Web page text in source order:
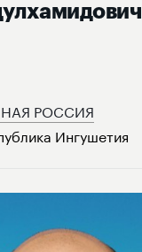
РОССИЯ
Ингушетия